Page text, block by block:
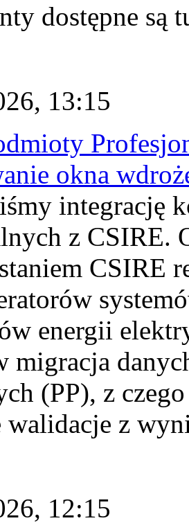
dostępne są
13:15
okna
integrację
z CSIRE.
CSIRE
energii
migracja
(PP), z
walidacje z
12:15